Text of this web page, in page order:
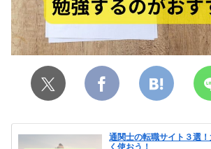
通関士の転職サイト３選